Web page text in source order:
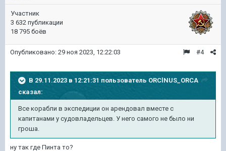
Участник
3 632 публикации
18 795 боёв
#4
Опубликовано: 29 ноя 2023, 12:22:03
В 29.11.2023 в 12:21:31 пользователь ORClNUS_ORCA
сказал:
Все корабли в экспедиции он арендовал вместе с
капитанами у судовладельцев. У него самого не было ни
гроша.
ну так где Пинта то?